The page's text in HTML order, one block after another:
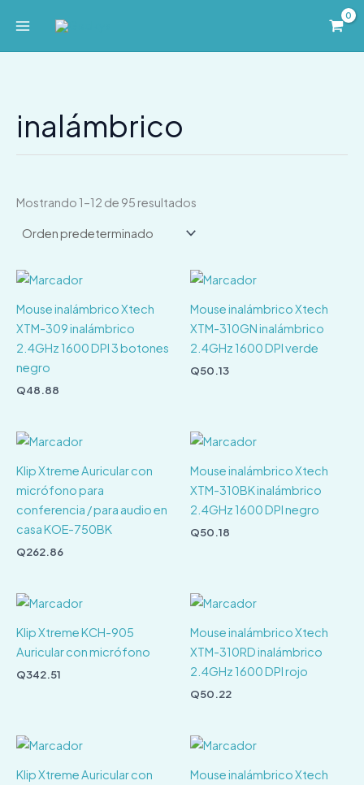
inalámbrico
Mostrando 1–12 de 95 resultados
Mouse inalámbrico Xtech
XTM-309 inalámbrico
2.4GHz 1600 DPI 3 botones
negro
Q48.88
Mouse inalámbrico Xtech
XTM-310GN inalámbrico
2.4GHz 1600 DPI verde
Q50.13
Klip Xtreme Auricular con
micrófono para
conferencia / para audio en
casa KOE-750BK
Q262.86
Mouse inalámbrico Xtech
XTM-310BK inalámbrico
2.4GHz 1600 DPI negro
Q50.18
Klip Xtreme KCH-905
Auricular con micrófono
Q342.51
Mouse inalámbrico Xtech
XTM-310RD inalámbrico
2.4GHz 1600 DPI rojo
Q50.22
Klip Xtreme Auricular con
Mouse inalámbrico Xtech